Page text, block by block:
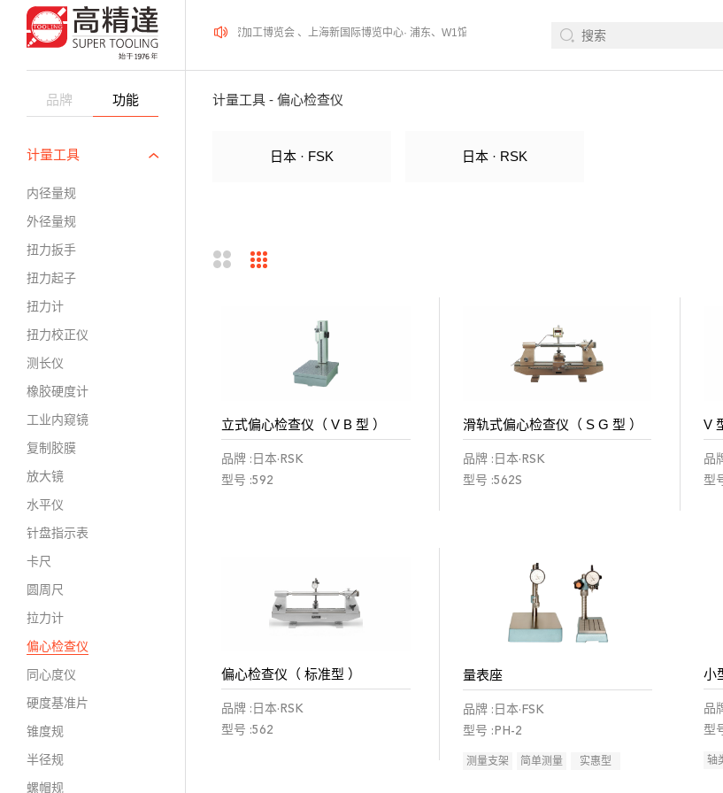
品牌 功能
计量工具
内径量规
外径量规
扭力扳手
扭力起子
扭力计
扭力校正仪
测长仪
橡胶硬度计
工业内窥镜
复制胶膜
放大镜
水平仪
针盘指示表
卡尺
圆周尺
拉力计
偏心检查仪
同心度仪
硬度基准片
锥度规
半径规
螺帽规
2026年08月12-14日、SurfacePME 表面精密加工博览会 、上海新国际博览中心· 浦东、W1馆E21 、欢迎莅临指导 2026年08月12-14日、
计量工具 - 偏心检查仪
日本 · FSK 日本 · RSK
立式偏心检查仪（ V B 型 ）
品牌 :日本·RSK
型号 :592
滑轨式偏心检查仪（ S G 型 ）
品牌 :日本·RSK
型号 :562S
V
品
型
偏心检查仪（ 标准型 ）
品牌 :日本·RSK
型号 :562
量表座
品牌 :日本·FSK
型号 :PH-2
测量支架 简单测量 实惠型
小
品
型
轴